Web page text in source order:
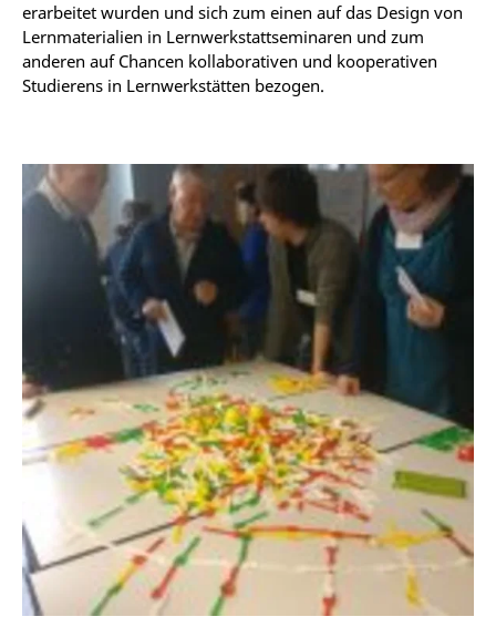
erarbeitet wurden und sich zum einen auf das Design von
Lernmaterialien in Lernwerkstattseminaren und zum
anderen auf Chancen kollaborativen und kooperativen
Studierens in Lernwerkstätten bezogen.